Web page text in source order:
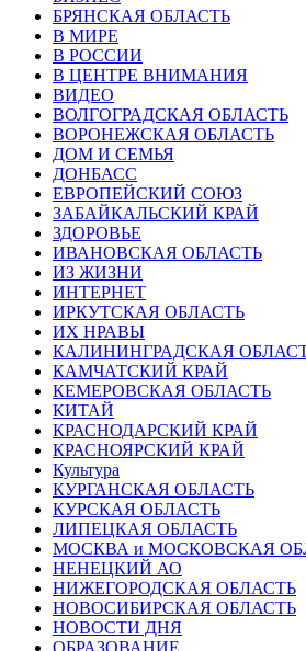
БРЯНСКАЯ ОБЛАСТЬ
В МИРЕ
В РОССИИ
В ЦЕНТРЕ ВНИМАНИЯ
ВИДЕО
ВОЛГОГРАДСКАЯ ОБЛАСТЬ
ВОРОНЕЖСКАЯ ОБЛАСТЬ
ДОМ И СЕМЬЯ
ДОНБАСС
ЕВРОПЕЙСКИЙ СОЮЗ
ЗАБАЙКАЛЬСКИЙ КРАЙ
ЗДОРОВЬЕ
ИВАНОВСКАЯ ОБЛАСТЬ
ИЗ ЖИЗНИ
ИНТЕРНЕТ
ИРКУТСКАЯ ОБЛАСТЬ
ИХ НРАВЫ
КАЛИНИНГРАДCКАЯ
КАМЧАТСКИЙ КРАЙ
КЕМЕРОВСКАЯ ОБЛАСТЬ
КИТАЙ
КРАСНОДАРСКИЙ КРАЙ
КРАСНОЯРСКИЙ КРАЙ
Культура
КУРГАНСКАЯ ОБЛАСТЬ
КУРСКАЯ ОБЛАСТЬ
ЛИПЕЦКАЯ ОБЛАСТЬ
МОСКВА и МОСКОВСКАЯ
НЕНЕЦКИЙ АО
НИЖЕГОРОДСКАЯ ОБЛАСТЬ
НОВОСИБИРСКАЯ ОБЛАСТЬ
НОВОСТИ ДНЯ
ОБРАЗОВАНИЕ